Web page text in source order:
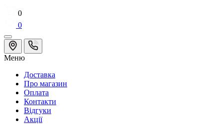
0
0
Меню
Доставка
Про магазин
Оплата
Контакти
Відгуки
Акції